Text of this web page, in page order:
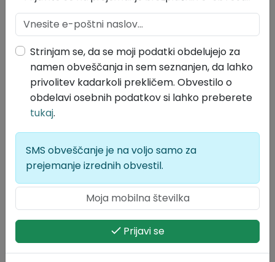
Sobota, 25.08.2018 je bila zadnji dan projekta. V Občini
San Canzian d’Isonzo v mestu Pieris je bila zaključna
slovesnost v sejni dvorani občine. Na tej slovesnosti, ki
so se je udeležili tako župani vse treh pobratenih občin
kot številni drugi visoki gostje, so bili prisotni tudi
občani vseh treh občin in dijaki, ki so bili na tridnevnem
izobraževanju. Občinstvu so predstavili svoje zaključke
projekta. Sledilo je kosilo za vse udeležence in študijski
Strinjam se, da se moji podatki obdelujejo za
namen obveščanja in sem seznanjen, da lahko
privolitev kadarkoli prekličem. Obvestilo o
obdelavi osebnih podatkov si lahko preberete
tukaj.
SMS obveščanje je na voljo samo za
prejemanje izrednih obvestil.
Prijavi se